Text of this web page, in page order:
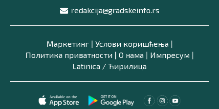
redakcija@gradskeinfo.rs
Маркетинг| Услови коришћења|
Политика приватности| О нама| Импресум|
Latinica / Ћирилица